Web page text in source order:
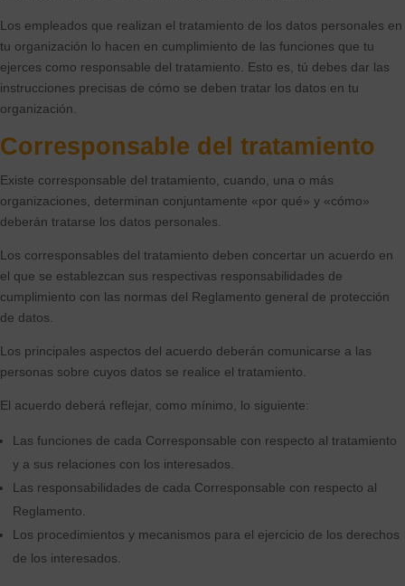
Los empleados que realizan el tratamiento de los datos personales en
tu organización lo hacen en cumplimiento de las funciones que tu
ejerces como responsable del tratamiento. Esto es, tú debes dar las
instrucciones precisas de cómo se deben tratar los datos en tu
organización.
Corresponsable del tratamiento
Existe corresponsable del tratamiento, cuando, una o más
organizaciones, determinan conjuntamente «por qué» y «cómo»
deberán tratarse los datos personales.
Los corresponsables del tratamiento deben concertar un acuerdo en
el que se establezcan sus respectivas responsabilidades de
cumplimiento con las normas del Reglamento general de protección
de datos.
Los principales aspectos del acuerdo deberán comunicarse a las
personas sobre cuyos datos se realice el tratamiento.
El acuerdo deberá reflejar, como mínimo, lo siguiente:
Las funciones de cada Corresponsable con respecto al tratamiento
y a sus relaciones con los interesados.
Las responsabilidades de cada Corresponsable con respecto al
Reglamento.
Los procedimientos y mecanismos para el ejercicio de los derechos
de los interesados.